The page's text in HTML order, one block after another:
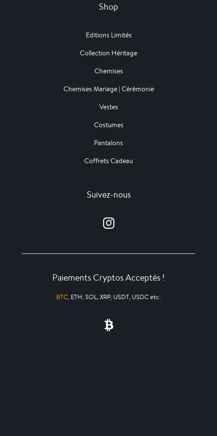
Shop
Editions Limités
Collection Héritage
Chemises
Chemises Mariage | Cérémonie
Vestes
Costumes
Pantalons
Coffrets Cadeau
Suivez-nous
Paiements Cryptos Acceptés !
BTC, ETH, SOL, XRP, USDT, USDC etc.